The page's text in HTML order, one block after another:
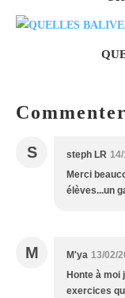
S steph LR
Merci
élèves...un
M M'ya 13/02/
Honte à moi
exercices